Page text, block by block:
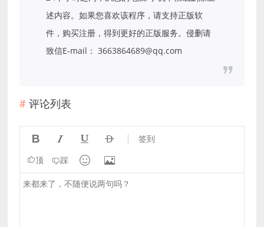
述内容。如果您喜欢该程序，请支持正版软
件，购买注册，得到更好的正版服务。侵删请
致信E-mail： 3663864689@qq.com
评论列表
    签到
顶 踩  